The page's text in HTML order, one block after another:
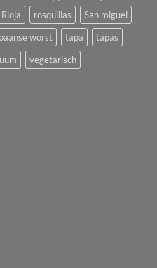
Rioja rosquillas
San miguel
worst tapa
tapas
vegetarisch